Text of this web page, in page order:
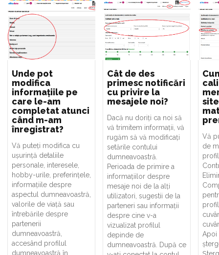
Unde pot
modifica
informațiile pe
care le-am
completat atunci
când m-am
înregistrat?
Vă puteți modifica cu
ușurință detaliile
personale, interesele,
hobby-urile, preferințele,
informațiile despre
aspectul dumneavoastră,
valorile de viață sau
întrebările despre
partenerii
dumneavoastră,
accesând profilul
dumneavoastră în
Cât de des
primesc notificări
cu privire la
mesajele noi?
Dacă nu doriți ca noi să
vă trimitem informații, vă
rugăm să vă modificați
setările contului
dumneavoastră.
Perioada de primire a
informațiilor despre
mesaje noi de la alți
utilizatori, sugestii de la
parteneri sau informații
despre cine v-a
vizualizat profilul
depinde de
dumneavoastră. După ce
Vă
de
Apoi